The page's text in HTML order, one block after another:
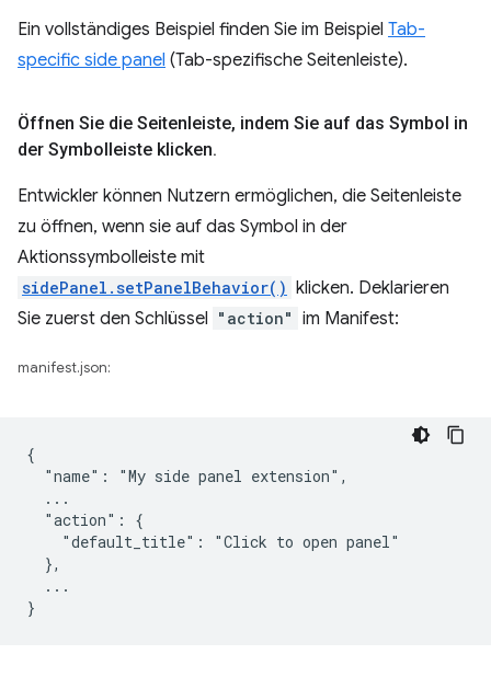
Ein vollständiges Beispiel finden Sie im Beispiel Tab-
specific side panel (Tab-spezifische Seitenleiste).
Öffnen Sie die Seitenleiste, indem Sie auf das Symbol in
der Symbolleiste klicken.
Entwickler können Nutzern ermöglichen, die Seitenleiste
zu öffnen, wenn sie auf das Symbol in der
Aktionssymbolleiste mit
sidePanel.setPanelBehavior() klicken. Deklarieren
Sie zuerst den Schlüssel "action" im Manifest:
manifest.json:
{
  "name": "My side panel extension",
  ...
  "action": {
    "default_title": "Click to open panel"
  },
  ...